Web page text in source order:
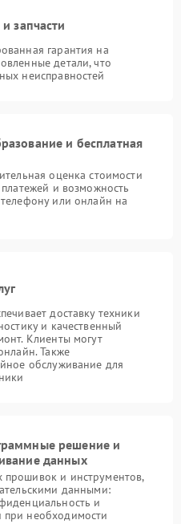
запчасти
гарантия на
детали, что
неисправностей
и бесплатная
оценка стоимости
и возможность
или онлайн на
доставку техники
и качественный
Клиенты могут
Также
обслуживание для
решение и
данных
и инструментов,
данными:
и
необходимости